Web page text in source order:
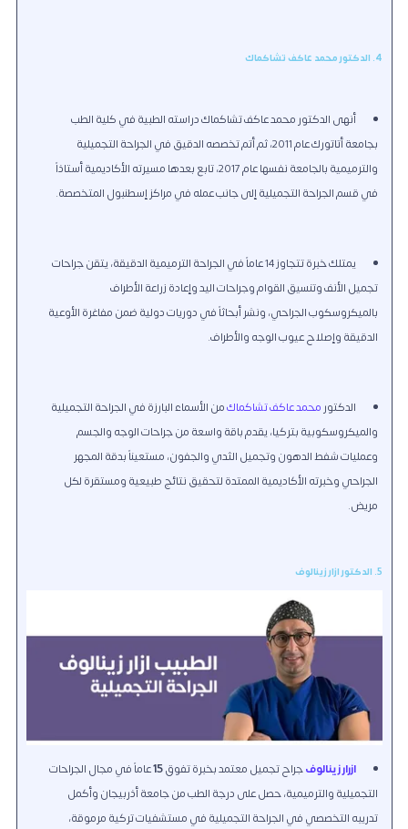
4. الدكتور محمد عاكف تشاكماك
أنهى الدكتور محمد عاكف تشاكماك دراسته الطبية في كلية الطب
بجامعة أتاتورك عام 2011، ثم أتم تخصصه الدقيق في الجراحة التجميلية
والترميمية بالجامعة نفسها عام 2017، تابع بعدها مسيرته الأكاديمية أستاذاً
في قسم الجراحة التجميلية إلى جانب عمله في مراكز إسطنبول المتخصصة.
يمتلك خبرة تتجاوز 14 عاماً في الجراحة الترميمية الدقيقة، يتقن جراحات
تجميل الأنف وتنسيق القوام وجراحات اليد وإعادة زراعة الأطراف
بالميكروسكوب الجراحي، ونشر أبحاثاً في دوريات دولية ضمن مفاغرة الأوعية
الدقيقة وإصلاح عيوب الوجه والأطراف.
الدكتور محمد عاكف تشاكماكمن الأسماء البارزة في الجراحة التجميلية
والميكروسكوبية بتركيا، يقدم باقة واسعة من جراحات الوجه والجسم
وعمليات شفط الدهون وتجميل الثدي والجفون، مستعيناً بدقة المجهر
الجراحي وخبرته الأكاديمية الممتدة لتحقيق نتائج طبيعية ومستقرة لكل
مريض.
5. الدكتور ازار زينالوف
ازرار زينالوفجراح تجميل معتمد بخبرة تفوق15عاماً في مجال الجراحات
التجميلية والترميمية، حصل على درجة الطب من جامعة أذربيجان وأكمل
تدريبه التخصصي في الجراحة التجميلية في مستشفيات تركية مرموقة،